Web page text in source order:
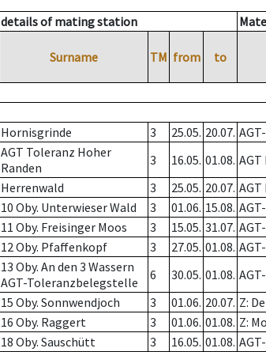
details of mating station
Surname TM from to
Hornisgrinde 3 25.05. 20.07.
AGT Toleranz Hoher
Randen
3 16.05. 01.08.
Herrenwald 3 25.05. 20.07.
10 Oby. Unterwieser Wald 3 01.06. 15.08.
11 Oby. Freisinger Moos 3 15.05. 31.07.
12 Oby. Pfaffenkopf 3 27.05. 01.08.
13 Oby. An den 3 Wassern
AGT-Toleranzbelegstelle
6 30.05. 01.08.
15 Oby. Sonnwendjoch 3 01.06. 20.07. Z:
16 Oby. Raggert 3 01.06. 01.08. Z:
18 Oby. Sauschütt 3 16.05. 01.08.